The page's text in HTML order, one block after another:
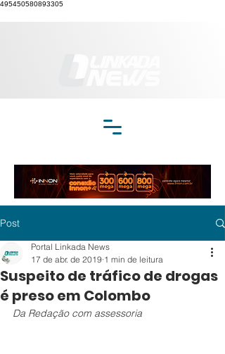
495450580893305
Post
Suspeito de tráfico de drogas
é preso em Colombo
Portal Linkada News
17 de abr. de 2019 1 min de leitura
Da Redação com assessoria